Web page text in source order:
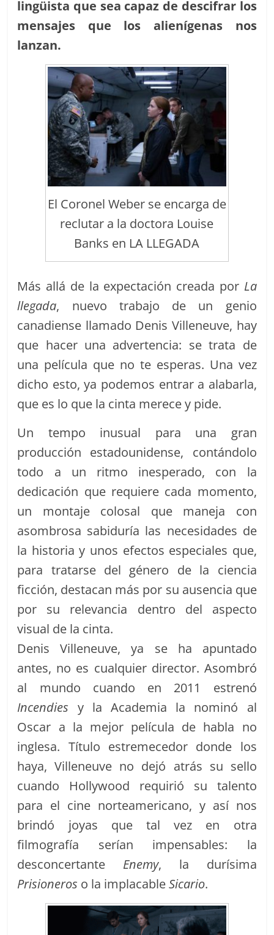
lingüista que sea capaz de descifrar los
mensajes que los alienígenas nos
lanzan.
El Coronel Weber se encarga de
reclutar a la doctora Louise
Banks en LA LLEGADA
Más allá de la expectación creada por La
llegada, nuevo trabajo de un genio
canadiense llamado Denis Villeneuve, hay
que hacer una advertencia: se trata de
una película que no te esperas. Una vez
dicho esto, ya podemos entrar a alabarla,
que es lo que la cinta merece y pide.
Un tempo inusual para una gran
producción estadounidense, contándolo
todo a un ritmo inesperado, con la
dedicación que requiere cada momento,
un montaje colosal que maneja con
asombrosa sabiduría las necesidades de
la historia y unos efectos especiales que,
para tratarse del género de la ciencia
ficción, destacan más por su ausencia que
por su relevancia dentro del aspecto
visual de la cinta.
Denis Villeneuve, ya se ha apuntado
antes, no es cualquier director. Asombró
al mundo cuando en 2011 estrenó
Incendies y la Academia la nominó al
Oscar a la mejor película de habla no
inglesa. Título estremecedor donde los
haya, Villeneuve no dejó atrás su sello
cuando Hollywood requirió su talento
para el cine norteamericano, y así nos
brindó joyas que tal vez en otra
filmografía serían impensables: la
desconcertante Enemy, la durísima
Prisioneros o la implacableSicario.